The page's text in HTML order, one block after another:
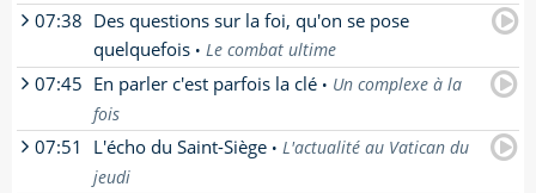
parSoeur Beata-Véronique- La réécoute n'est
pas encore disponible pour cette émission.
Enseignement donné par soeur Beata-
Véronique, soeur apostolique de St Jean à
Semur-en-Brionnais
[En savoir plus ]
07:38 Des questions sur la foi, qu'on se pose
quelquefois • Le combat ultime
par Père Pierre Descouvemont- La réécoute
n'est pas encore disponible pour cette
émission.
07:45 En parler c'est parfois la clé • Un complexe à la
fois
parLe collectif ResKP - La réécoute n'est pas
encore disponible pour cette émission.
07:51 L'écho du Saint-Siège • L'actualité au Vatican du
jeudi